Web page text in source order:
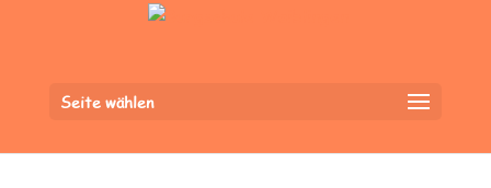
Seite wählen